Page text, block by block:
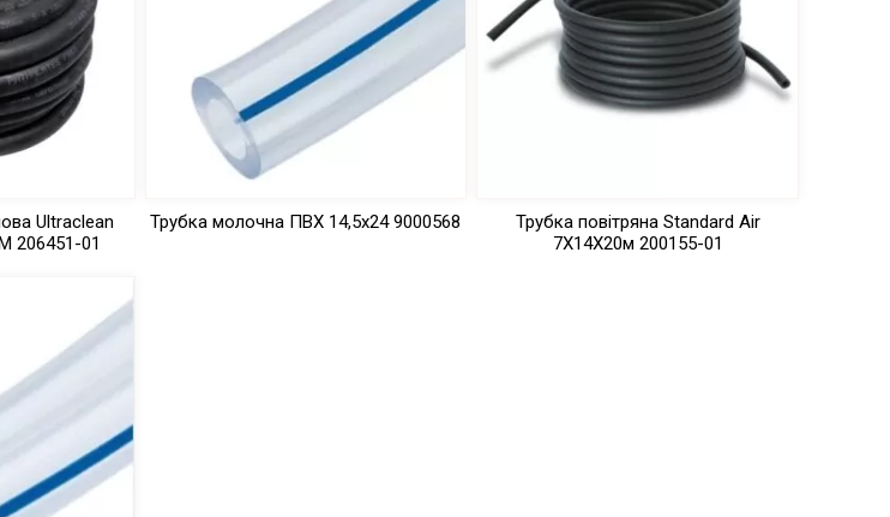
Ultraclean
206451-01
Трубка молочна ПВХ 14,5х24 9000568
Трубка повітряна Standard Air
7X14X20м 200155-01